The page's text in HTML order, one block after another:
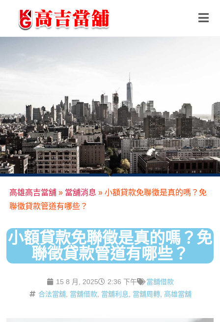
高雄高吉當舖» 當舖消息 » 小額貸款免聯徵是真的嗎？免
聯徵貸款管道有哪些？
小額貸款免聯徵是真的嗎？免
聯徵貸款管道有哪些？
15 8 月, 2025 2:36 下午
當舖借款
合法當舖, 當舖借款, 當舖利息 當舖周轉, 高雄當舖